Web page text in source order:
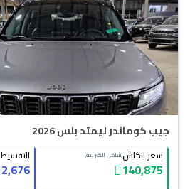
جيب كوماندر ليمتد بلس 2026
سعر الكاش(شامل الضريبة)
140,875
التقسيط
2,676